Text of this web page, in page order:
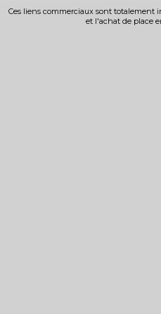
Ces liens commerciaux sont totalement
et l'achat de place